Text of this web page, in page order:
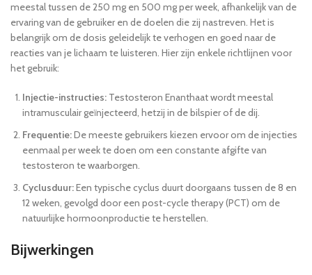
meestal tussen de 250 mg en 500 mg per week, afhankelijk van de
ervaring van de gebruiker en de doelen die zij nastreven. Het is
belangrijk om de dosis geleidelijk te verhogen en goed naar de
reacties van je lichaam te luisteren. Hier zijn enkele richtlijnen voor
het gebruik:
Injectie-instructies: Testosteron Enanthaat wordt meestal
intramusculair geïnjecteerd, hetzij in de bilspier of de dij.
Frequentie:De meeste gebruikers kiezen ervoor om de injecties
eenmaal per week te doen om een constante afgifte van
testosteron te waarborgen.
Cyclusduur:Een typische cyclus duurt doorgaans tussen de 8 en
12 weken, gevolgd door een post-cycle therapy (PCT) om de
natuurlijke hormoonproductie te herstellen.
Bijwerkingen